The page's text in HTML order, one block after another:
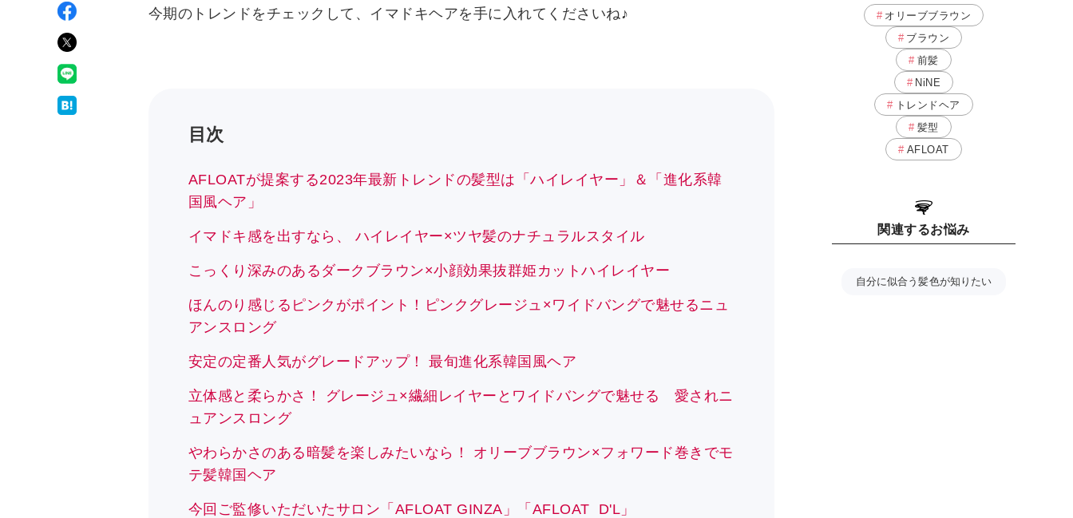
今期のトレンドをチェックして、イマドキヘアを手に入れてくださいね♪
目次
AFLOATが提案する2023年最新トレンドの髪型は「ハイレイヤー」＆「進化系韓
国風ヘア」
イマドキ感を出すなら、 ハイレイヤー×ツヤ髪のナチュラルスタイル
こっくり深みのあるダークブラウン×小顔効果抜群姫カットハイレイヤー
ほんのり感じるピンクがポイント！ピンクグレージュ×ワイドバングで魅せるニュ
アンスロング
安定の定番人気がグレードアップ！ 最旬進化系韓国風ヘア
立体感と柔らかさ！ グレージュ×繊細レイヤーとワイドバングで魅せる 愛されニ
ュアンスロング
やわらかさのある暗髪を楽しみたいなら！ オリーブブラウン×フォワード巻きでモ
テ髪韓国ヘア
今回ご監修いただいたサロン「AFLOAT GINZA」「AFLOAT D'L」
オリーブブラウン
ブラウン
前髪
NiNE
トレンドヘア
髪型
AFLOAT
関連するお悩み
自分に似合う髪色が知りたい